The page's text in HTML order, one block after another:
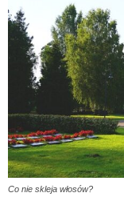
Co nie skleja włosów?